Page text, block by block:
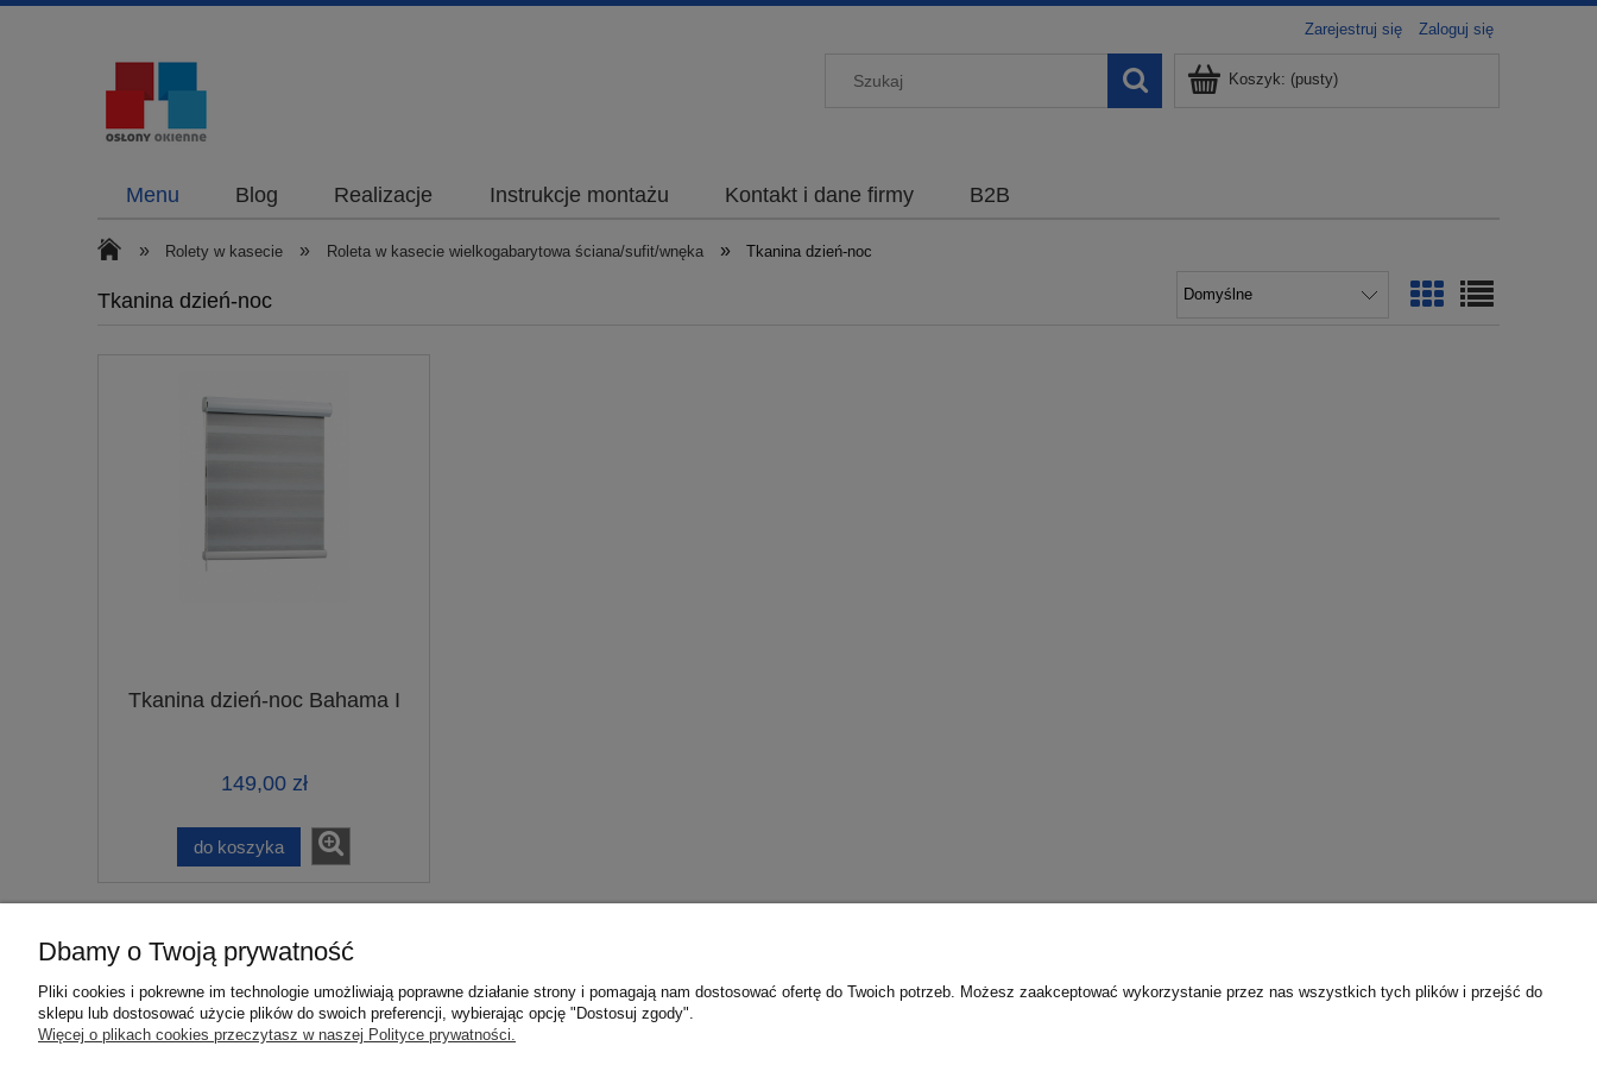
Zarejestruj się Zaloguj się
Koszyk: (pusty)
Menu Blog Realizacje Instrukcje montażu Kontakt i dane firmy B2B
» Rolety w kasecie » Roleta w kasecie wielkogabarytowa ściana/sufit/wnęka » Tkanina dzień-noc
Tkanina dzień-noc
Tkanina dzień-noc Bahama I
149,00 zł
do koszyka
Pomoc
Zwroty i reklamacje
Regulamin
Twoje zamówienia
Ustawienia konta
Formy płatności
Dbamy o Twoją prywatność
Pliki cookies i pokrewne im technologie umożliwiają poprawne działanie strony i pomagają nam dostosować ofertę do Twoich potrzeb. Możesz zaakceptować wykorzystanie przez nas wszystkich tych plików i przejść do
sklepu lub dostosować użycie plików do swoich preferencji, wybierając opcję "Dostosuj zgody".
Więcej o plikach cookies przeczytasz w naszej Polityce prywatności.